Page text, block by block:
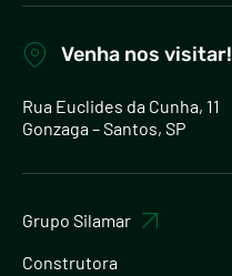
Venha nos visitar!
Rua Euclides da Cunha, 11
Gonzaga – Santos, SP
Grupo Silamar
Construtora